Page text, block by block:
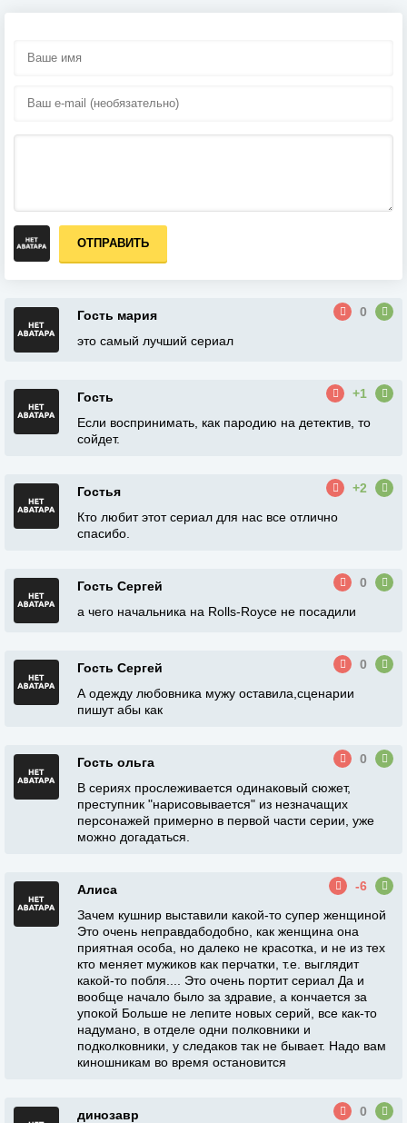
ОТПРАВИТЬ
Гость мария
0
это самый лучший сериал
Гость
+1
Если воспринимать, как пародию на детектив, то
сойдет.
Гостья
+2
Кто любит этот сериал для нас все отлично
спасибо.
Гость Сергей
0
а чего начальника на Rolls-Royce не посадили
Гость Сергей
0
А одежду любовника мужу оставила,сценарии
пишут абы как
Гость ольга
0
В сериях прослеживается одинаковый сюжет,
преступник "нарисовывается" из незначащих
персонажей примерно в первой части серии, уже
можно догадаться.
Алиса
-6
Зачем кушнир выставили какой-то супер женщиной
Это очень неправдабодобно, как женщина она
приятная особа, но далеко не красотка, и не из тех
кто меняет мужиков как перчатки, т.е. выглядит
какой-то побля.... Это очень портит сериал Да и
вообще начало было за здравие, а кончается за
упокой Больше не лепите новых серий, все как-то
надумано, в отделе одни полковники и
подколковники, у следаков так не бывает. Надо вам
киношникам во время остановится
динозавр
0